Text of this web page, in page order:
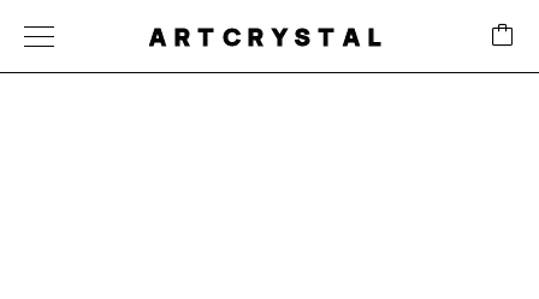
ARTCRYSTAL